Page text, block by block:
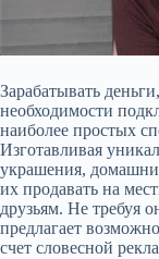
Зарабатывать
необходимости
наиболее простых
Изготавливая
украшения,
их продавать на
друзьям. Не требуя
предлагает
счет словесной